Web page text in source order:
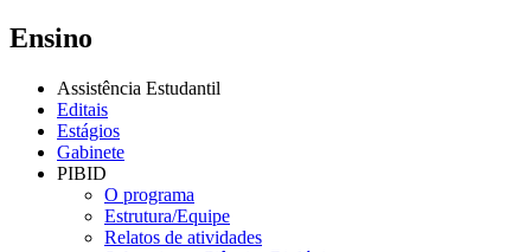
Ensino
Assistência Estudantil
Editais
Estágios
Gabinete
PIBID
O programa
Estrutura/Equipe
Relatos de atividades